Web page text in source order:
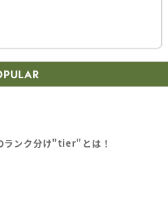
ランク分け"tier"とは！